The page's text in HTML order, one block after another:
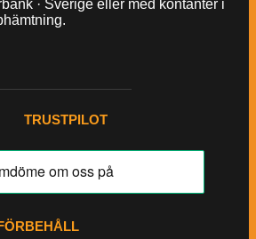
· Sverige eller med kontanter i
TRUSTPILOT